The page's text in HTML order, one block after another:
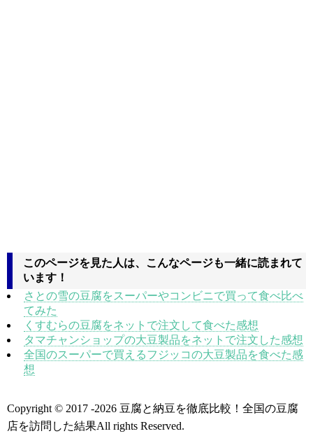
このページを見た人は、こんなページも一緒に読まれて
います！
さとの雪の豆腐をスーパーやコンビニで買って食べ比べ
てみた
くすむらの豆腐をネットで注文して食べた感想
タマチャンショップの大豆製品をネットで注文した感想
全国のスーパーで買えるフジッコの大豆製品を食べた感
想
Copyright © 2017 -2026 豆腐と納豆を徹底比較！全国の豆腐
店を訪問した結果All rights Reserved.